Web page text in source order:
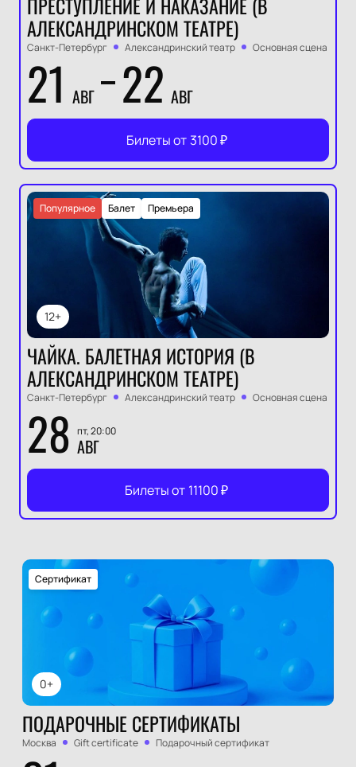
АЛЕКСАНДРИНСКОМ ТЕАТРЕ)
Санкт-Петербург Александринский театр Основная сцена
21 АВГ 22 АВГ
Билеты от 3100₽
12+
Балет
Популярное Премьера
ЧАЙКА. БАЛЕТНАЯ ИСТОРИЯ (В
АЛЕКСАНДРИНСКОМ ТЕАТРЕ)
Санкт-Петербург Александринский театр Основная сцена
28 пт, 20:00
АВГ
Билеты от 11100₽
0+
Сертификат
ПОДАРОЧНЫЕ СЕРТИФИКАТЫ
Москва Gift certificate Подарочный сертификат